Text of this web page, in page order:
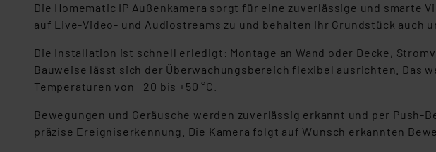
Die Homematic IP Außenkamera sorgt für eine zuverlässige und smarte
auf Live‑Video- und Audiostreams zu und behalten Ihr Grundstück auch
Die Installation ist schnell erledigt: Montage an Wand oder Decke,
Bauweise lässt sich der Überwachungsbereich flexibel ausrichten. Das
Temperaturen von −20 bis +50 °C.
Bewegungen und Geräusche werden zuverlässig erkannt und per
präzise Ereigniserkennung. Die Kamera folgt auf Wunsch erkannten